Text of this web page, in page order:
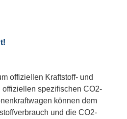
offiziellen Kraftstoff- und
spezifischen CO2-
können dem
und die CO2-